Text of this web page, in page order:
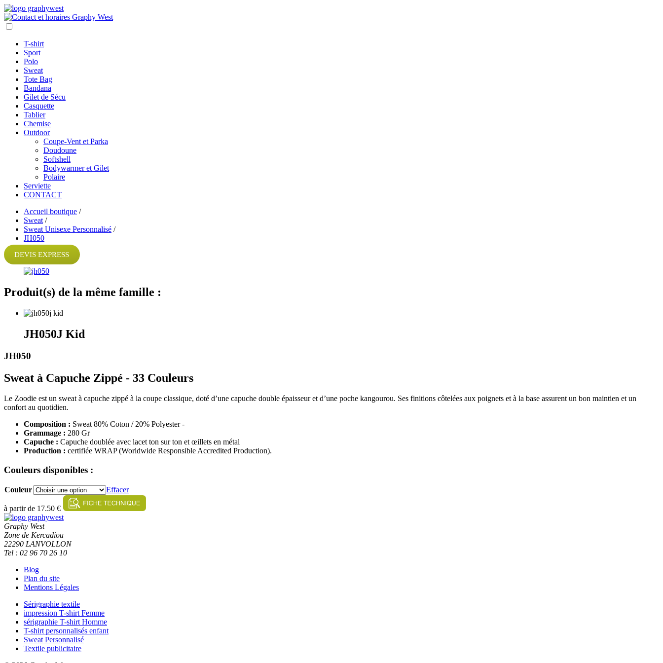
T-shirt
Sport
Polo
Sweat
Tote Bag
Bandana
Gilet de Sécu
Casquette
Tablier
Chemise
Outdoor
Coupe-Vent et Parka
Doudoune
Softshell
Bodywarmer et Gilet
Polaire
Serviette
CONTACT
Accueil boutique /
Sweat /
Sweat Unisexe Personnalisé /
JH050
DEVIS EXPRESS
Produit(s) de la même famille :
JH050J Kid
JH050
Sweat à Capuche Zippé - 33 Couleurs
Le Zoodie est un sweat à capuche zippé à la coupe classique, doté d’une capuche double épaisseur et d’une poche kangourou. Ses finitions côtelées aux poignets et à la base assurent un bon maintien et un
confort au quotidien.
Composition : Sweat 80% Coton / 20% Polyester -
Grammage : 280 Gr
Capuche : Capuche doublée avec lacet ton sur ton et œillets en métal
Production : certifiée WRAP (Worldwide Responsible Accredited Production).
Couleurs disponibles :
Couleur Effacer
à partir de 17.50 €
Graphy West
Zone de Kercadiou
22290 LANVOLLON
Tel : 02 96 70 26 10
Blog
Plan du site
Mentions Légales
Sérigraphie textile
impression T-shirt Femme
sérigraphie T-shirt Homme
T-shirt personnalisés enfant
Sweat Personnalisé
Textile publicitaire